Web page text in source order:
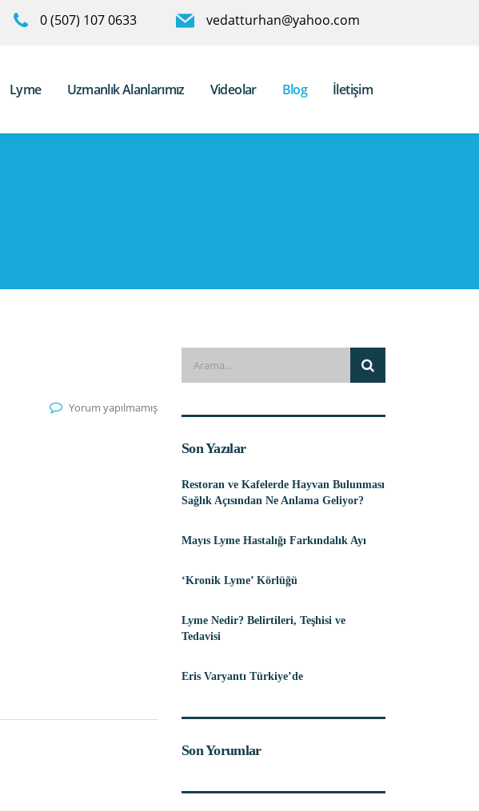
0 (507) 107 0633 vedatturhan@yahoo.com
Lyme Uzmanlık Alanlarımız Videolar Blog İletişim
Yorum yapılmamış
Son Yazılar
Restoran ve Kafelerde Hayvan Bulunması
Sağlık Açısından Ne Anlama Geliyor?
Mayıs Lyme Hastalığı Farkındalık Ayı
‘Kronik Lyme’ Körlüğü
Lyme Nedir? Belirtileri, Teşhisi ve
Tedavisi
Eris Varyantı Türkiye’de
Son Yorumlar